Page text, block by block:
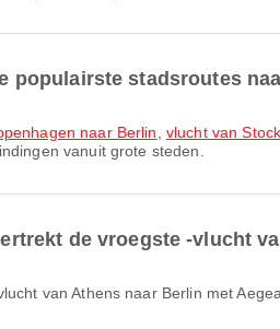
populairste stadsroutes
naar Berlin vlucht van
vanuit grote steden.
de vroegste -vlucht
vlucht van Athens naar Berlin met